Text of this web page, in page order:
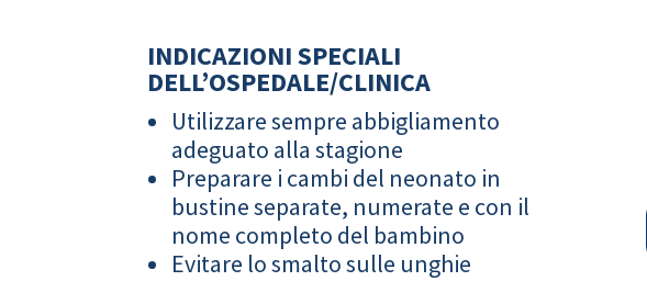
INDICAZIONI SPECIALI
DELL’OSPEDALE/CLINICA
Utilizzare sempre abbigliamento
adeguato alla stagione
Preparare i cambi del neonato in
bustine separate, numerate e con il
nome completo del bambino
Evitare lo smalto sulle unghie